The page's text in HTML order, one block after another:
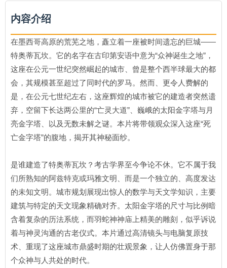
内容介绍
在墨西哥高原的荒芜之地，矗立着一座被时间遗忘的巨城——
特奥蒂瓦坎。它的名字在古印第安语中意为“众神诞生之地”，
这座在公元一世纪突然崛起的城市、曾是整个西半球最大的都
会，其规模甚至超过了同时代的罗马。然而、更令人费解的
是，在公元七世纪左右，这座辉煌的城市被它的建造者突然遗
弃，空留下长达两公里的“亡灵大道”、巍峨的太阳金字塔与月
亮金字塔、以及无数未解之谜。本片将带领观众深入这座“死
亡金字塔”的腹地，揭开其神秘面纱。
是谁建造了特奥蒂瓦坎？考古学界至今争论不休。它不属于我
们所熟知的阿兹特克或玛雅文明、而是一个独立的、高度发达
的未知文明。城市规划展现出惊人的数学与天文学知识，主要
建筑与特定的天文现象精确对齐。太阳金字塔的尺寸与比例暗
含着复杂的历法系统，而羽蛇神神庙上精美的雕刻，似乎诉说
着与神灵沟通的古老仪式。本片通过高清镜头与电脑复原技
术、重现了这座城市鼎盛时期的壮观景象，让人仿佛置身于那
个众神与人共处的时代。